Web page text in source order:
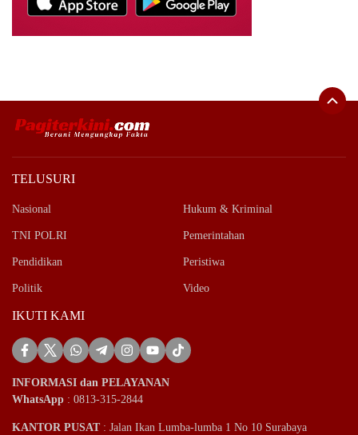
TELUSURI
Nasional Hukum & Kriminal
TNI POLRI Pemerintahan
Pendidikan Peristiwa
Politik Video
IKUTI KAMI
INFORMASI dan PELAYANAN
WhatsApp : 0813-315-2844
KANTOR PUSAT: Jalan Ikan Lumba-lumba 1 No 10 Surabaya